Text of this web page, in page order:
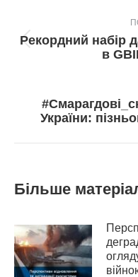
navigation
Рекордний набір
в
України:
Більше